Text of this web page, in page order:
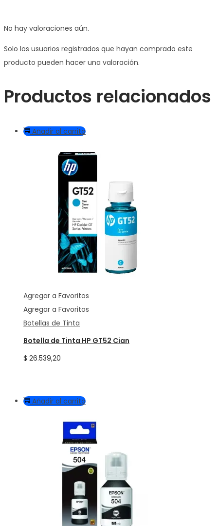
No hay valoraciones aún.
Solo los usuarios registrados que hayan comprado este
producto pueden hacer una valoración.
Productos relacionados
Añadir al carrito
Agregar a Favoritos
Agregar a Favoritos
Botellas de Tinta
Botella de Tinta HP GT52 Cian
$ 26.539,20
Añadir al carrito